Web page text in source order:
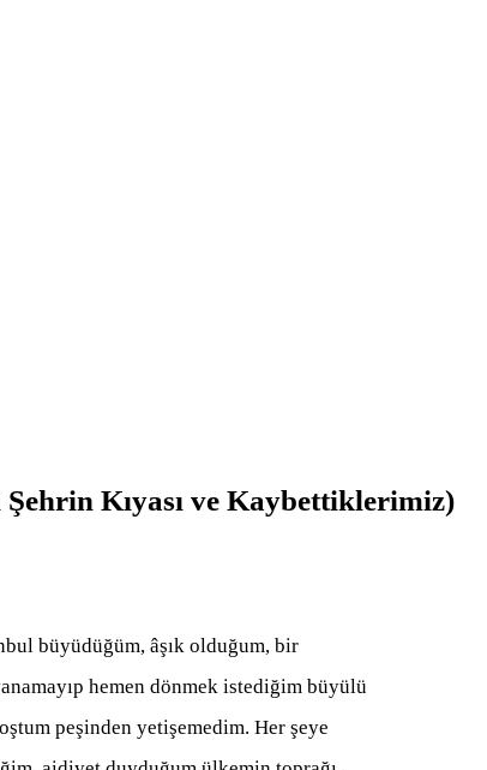
Kıyası ve Kaybettiklerimiz)
büyüdüğüm, âşık olduğum, bir
hemen dönmek istediğim büyülü
peşinden yetişemedim. Her şeye